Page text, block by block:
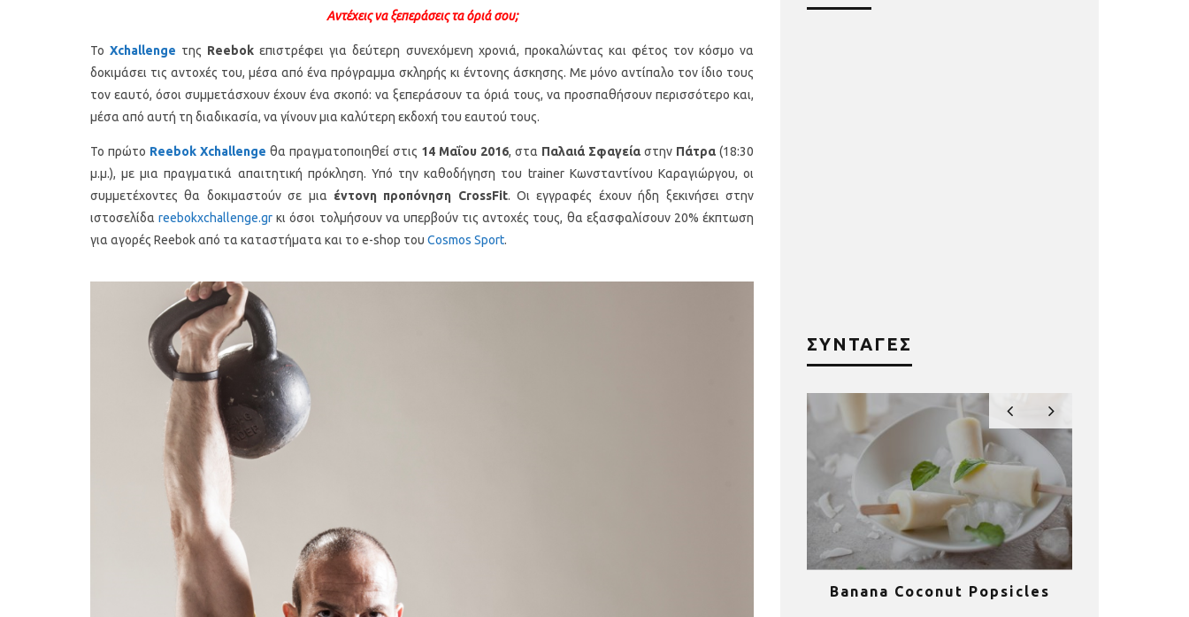
Αντέχεις να ξεπεράσεις τα όριά σου;
ΤοXchallenge της Reebok επιστρέφει για δεύτερη συνεχόμενη χρονιά, προκαλώντας και φέτος τον κόσμο να
δοκιμάσει τις αντοχές του, μέσα από ένα πρόγραμμα σκληρής κι έντονης άσκησης. Με μόνο αντίπαλο τον ίδιο τους
τον εαυτό, όσοι συμμετάσχουν έχουν ένα σκοπό: να ξεπεράσουν τα όριά τους, να προσπαθήσουν περισσότερο και,
μέσα από αυτή τη διαδικασία, να γίνουν μια καλύτερη εκδοχή του εαυτού τους.
Το πρώτο Reebok Xchallenge θα πραγματοποιηθεί στις 14 Μαΐου 2016, στα Παλαιά Σφαγεία στην Πάτρα (18:30
μ.μ.), με μια πραγματικά απαιτητική πρόκληση. Υπό την καθοδήγηση του trainer Κωνσταντίνου Καραγιώργου, οι
συμμετέχοντες θα δοκιμαστούν σε μια έντονη προπόνηση CrossFit. Οι εγγραφές έχουν ήδη ξεκινήσει στην
ιστοσελίδαreebokxchallenge.gr κι όσοι τολμήσουν να υπερβούν τις αντοχές τους, θα εξασφαλίσουν 20% έκπτωση
για αγορές Reebok από τα καταστήματα και το e-shop του Cosmos Sport.
ΣΥΝΤΑΓΕΣ
Υγιεινό κέικ λεμονιού με
παπαρουνόσπορο και μύρτιλα
Οι 4 πιο λαχταριστές βελουτέ
σούπες για τον χειμώνα
Banana Coconut Popsicles